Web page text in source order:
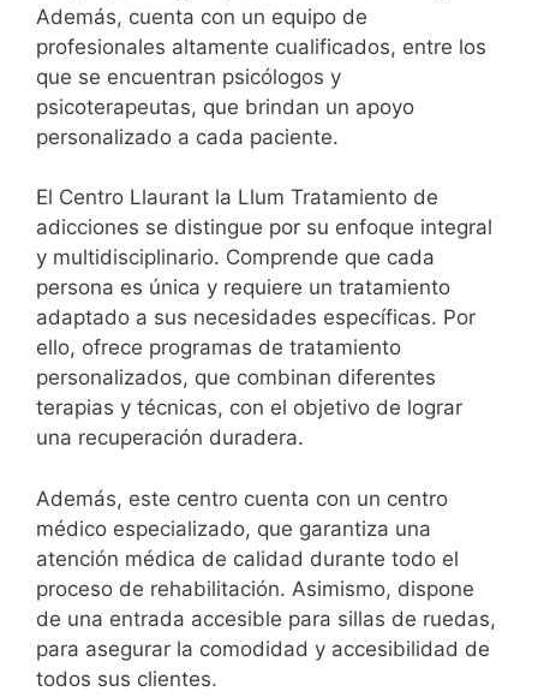
Además, cuenta con un equipo de
profesionales altamente cualificados, entre los
que se encuentran psicólogos y
psicoterapeutas, que brindan un apoyo
personalizado a cada paciente.
El Centro Llaurant la Llum Tratamiento de
adicciones se distingue por su enfoque integral
y multidisciplinario. Comprende que cada
persona es única y requiere un tratamiento
adaptado a sus necesidades específicas. Por
ello, ofrece programas de tratamiento
personalizados, que combinan diferentes
terapias y técnicas, con el objetivo de lograr
una recuperación duradera.
Además, este centro cuenta con un centro
médico especializado, que garantiza una
atención médica de calidad durante todo el
proceso de rehabilitación. Asimismo, dispone
de una entrada accesible para sillas de ruedas,
para asegurar la comodidad y accesibilidad de
todos sus clientes.